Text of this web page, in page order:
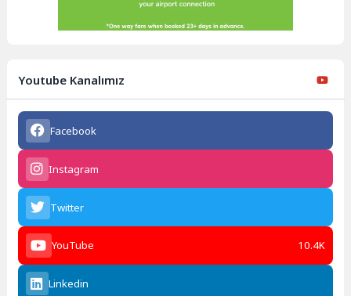
Youtube Kanalımız
Facebook
Instagram
Twitter
YouTube 10.4K
Linkedin